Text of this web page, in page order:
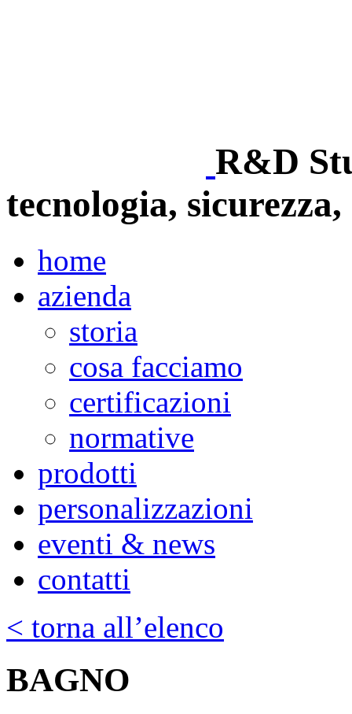
R&D
tecnologia,
home
azienda
storia
cosa facciamo
certificazioni
normative
prodotti
personalizzazioni
eventi & news
contatti
< torna all’elenco
BAGNO